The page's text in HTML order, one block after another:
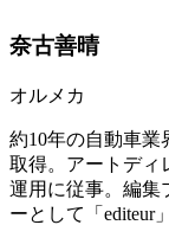
奈古善晴
オルメカ
約10年の自動車業
取得。アートディ
運用に従事。編集
ーとして「editeur